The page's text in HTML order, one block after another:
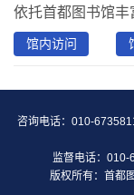
馆内访问
咨询电话：010-
监督电话：
版权所有：首都